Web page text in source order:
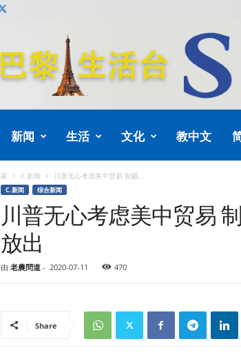
新闻 生活 文化 教中文
家 C.新闻 川普无心考虑美中贸易 制裁...
C.新闻 综合新闻
川普无心考虑美中贸易
放出
由 老農問道- 2020-07-11 470
Share